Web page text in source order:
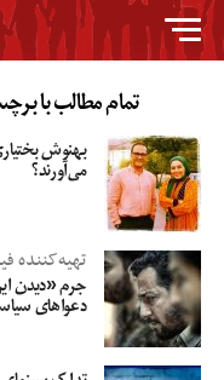
تمام مطالب با
بهنوش
می‌آورند؟
تهیه‌کننده
جرم «دیدن
دعواهای